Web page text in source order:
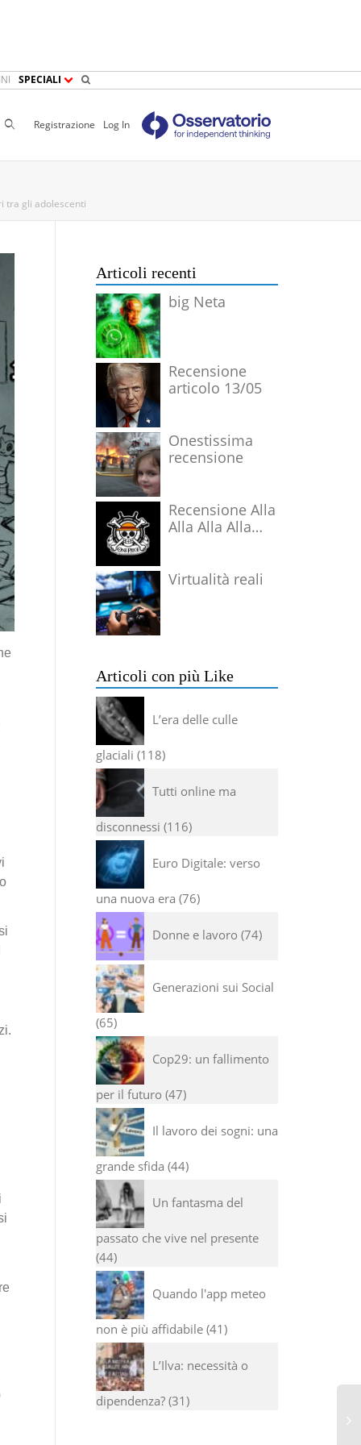
SPECIALI
CercaRegistrazione Log In
tra gli adolescenti
Articoli recenti
big Neta
Recensione
articolo 13/05
Onestissima
recensione
Recensione Alla
Alla Alla Alla
Virtualità reali
Articoli con più Like
L’era delle culle
glaciali 118
Tutti online ma
disconnessi 116
Euro Digitale: verso
una nuova era 76
Donne e lavoro 74
Generazioni sui Social
65
Cop29: un fallimento
per il futuro 47
Il lavoro dei sogni: una
grande sfida 44
Un fantasma del
passato che vive nel presente
44
Quando l'app meteo
non è più affidabile 41
L’Ilva: necessità o
dipendenza? 31